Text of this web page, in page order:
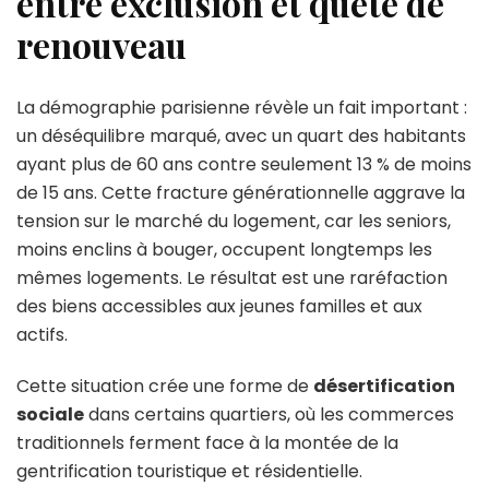
renouveau
La démographie parisienne révèle un fait important :
un déséquilibre marqué, avec un quart des habitants
ayant plus de 60 ans contre seulement 13 % de moins
de 15 ans. Cette fracture générationnelle aggrave la
tension sur le marché du logement, car les seniors,
moins enclins à bouger, occupent longtemps les
mêmes logements. Le résultat est une raréfaction
des biens accessibles aux jeunes familles et aux
actifs.
Cette situation crée une forme de désertification
socialedans certains quartiers, où les commerces
traditionnels ferment face à la montée de la
gentrification touristique et résidentielle.